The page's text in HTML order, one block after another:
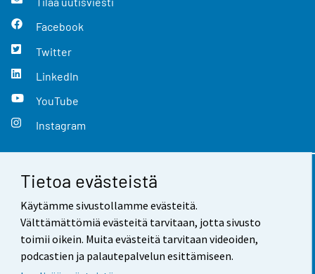
Tietoa evästeistä
Käytämme sivustollamme evästeitä.
Välttämättömiä evästeitä tarvitaan, jotta sivusto
toimii oikein. Muita evästeitä tarvitaan videoiden,
podcastien ja palautepalvelun esittämiseen.
Facebook
Twitter
LinkedIn
YouTube
Instagram
Yhteystiedot
Palaute
Käyttöehdot